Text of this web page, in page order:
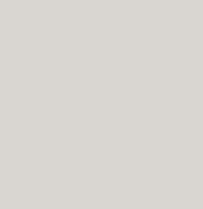
2015.
2015.
eventi e monumenti